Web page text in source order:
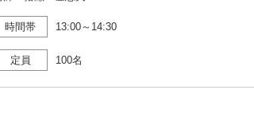
時間帯 13:00～14:30
定員 100名